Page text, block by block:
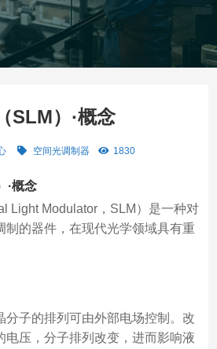
SLM）·概念
空间光调制器 1830
·概念
Light Modulator，SLM）是一种对
制的器件，在现代光学领域具有重
分子的排列可由外部电场控制。改
电压，分子排列改变，进而影响液